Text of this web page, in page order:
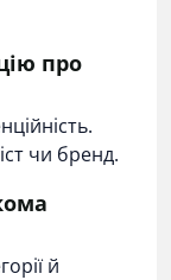
про
чи бренд.
й